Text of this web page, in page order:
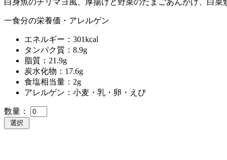
白身魚のチリマヨ風、厚揚げと野菜のたまごあんかけ、白
一食分の栄養価・アレルゲン
エネルギー：301kcal
タンパク質：8.9g
脂質：21.9g
炭水化物：17.6g
食塩相当量：2g
アレルゲン：小麦・乳・卵・えび
数量：